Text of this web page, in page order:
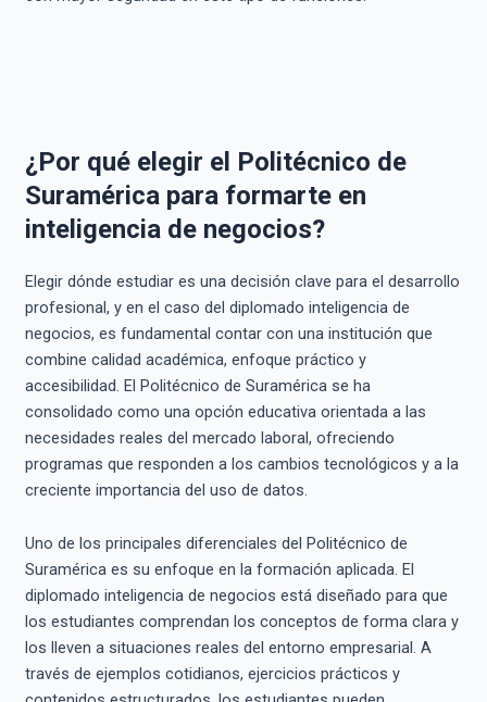
¿Por qué elegir el Politécnico de
Suramérica para formarte en
inteligencia de negocios?
Elegir dónde estudiar es una decisión clave para el desarrollo
profesional, y en el caso del diplomado inteligencia de
negocios, es fundamental contar con una institución que
combine calidad académica, enfoque práctico y
accesibilidad. El Politécnico de Suramérica se ha
consolidado como una opción educativa orientada a las
necesidades reales del mercado laboral, ofreciendo
programas que responden a los cambios tecnológicos y a la
creciente importancia del uso de datos.
Uno de los principales diferenciales del Politécnico de
Suramérica es su enfoque en la formación aplicada. El
diplomado inteligencia de negocios está diseñado para que
los estudiantes comprendan los conceptos de forma clara y
los lleven a situaciones reales del entorno empresarial. A
través de ejemplos cotidianos, ejercicios prácticos y